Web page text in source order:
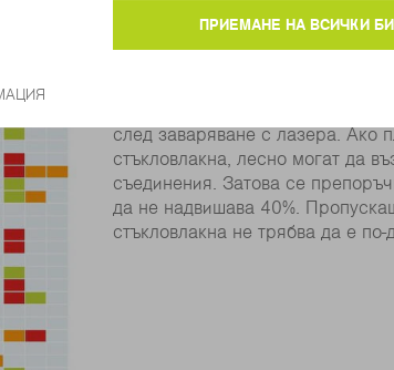
В матрицата за съединяване
способността за заваряване
пластмаси демонстрират
след заваряване с лазера. Ако
стъкловлакна, лесно могат да
съединения. Затова се
да не надвишава 40%.
стъкловлакна не трябва да е по-
какво трябва да се обърне внимание